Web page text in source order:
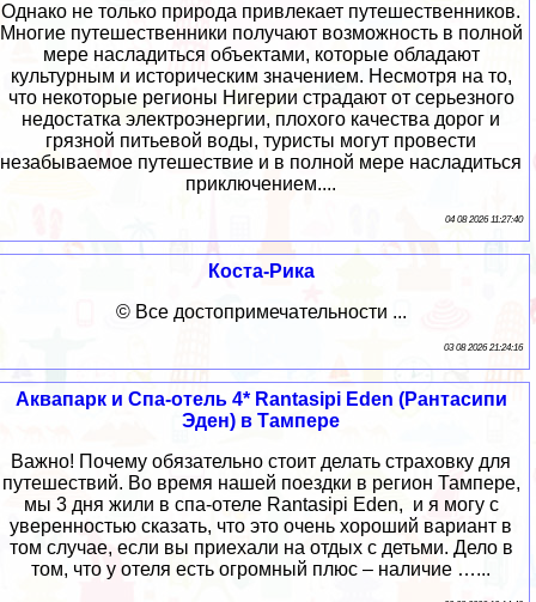
Однако не только природа привлекает путешественников.
Многие путешественники получают возможность в полной
мере насладиться объектами, которые обладают
культурным и историческим значением. Несмотря на то,
что некоторые регионы Нигерии страдают от серьезного
недостатка электроэнергии, плохого качества дорог и
грязной питьевой воды, туристы могут провести
незабываемое путешествие и в полной мере насладиться
приключением....
04 08 2026 11:27:40
Коста-Рика
© Все достопримечательности ...
03 08 2026 21:24:16
Аквапарк и Спа-отель 4* Rantasipi Eden (Рантасипи
Эден) в Тампере
Важно! Почему обязательно стоит делать страховку для
путешествий. Во время нашей поездки в регион Тампере,
мы 3 дня жили в спа-отеле Rantasipi Eden, и я могу с
уверенностью сказать, что это очень хороший вариант в
том случае, если вы приехали на отдых с детьми. Дело в
том, что у отеля есть огромный плюс – наличие …...